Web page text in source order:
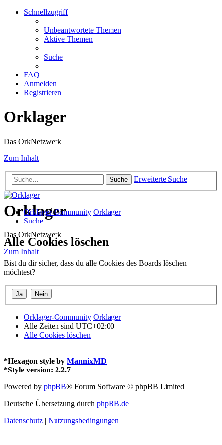
Schnellzugriff
Unbeantwortete Themen
Aktive Themen
Suche
FAQ
Anmelden
Registrieren
Orklager
Das OrkNetzwerk
Zum Inhalt
Suche Erweiterte Suche
Orklager
Das OrkNetzwerk
Zum Inhalt
Orklager-Community Orklager
Suche
Alle Cookies löschen
Bist du dir sicher, dass du alle Cookies des Boards löschen
möchtest?
Orklager-Community Orklager
Alle Zeiten sind UTC+02:00
Alle Cookies löschen
*Hexagon style by MannixMD
*Style version: 2.2.7
Powered by phpBB® Forum Software © phpBB Limited
Deutsche Übersetzung durch phpBB.de
Datenschutz | Nutzungsbedingungen